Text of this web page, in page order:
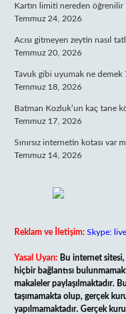
Kartın limiti nereden öğrenilir
Temmuz 24, 2026
Acısı gitmeyen zeytin nasıl
Temmuz 20, 2026
Tavuk gibi uyumak ne demek
Temmuz 18, 2026
Batman Kozluk’un kaç tane
Temmuz 17, 2026
Sınırsız internetin kotası var
Temmuz 14, 2026
Reklam ve İletişim: Skype:
Yasal Uyarı: Bu internet
hiçbir bağlantısı
makaleler paylaşılmaktadır.
taşımamakta olup, gerçek
yapılmamaktadır. Gerçek